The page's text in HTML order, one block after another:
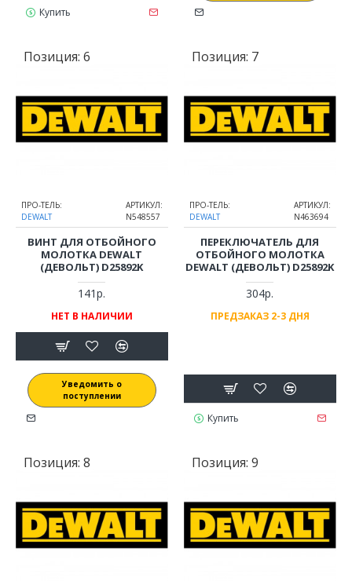
Купить
Позиция: 6
ПРО-ТЕЛЬ:
DEWALT
АРТИКУЛ:
N548557
ВИНТ ДЛЯ ОТБОЙНОГО
МОЛОТКА DEWALT
(ДЕВОЛЬТ) D25892K
141р.
НЕТ В НАЛИЧИИ
Уведомить о
поступлении
Позиция: 7
ПРО-ТЕЛЬ:
DEWALT
АРТИКУЛ:
N463694
ПЕРЕКЛЮЧАТЕЛЬ ДЛЯ
ОТБОЙНОГО МОЛОТКА
DEWALT (ДЕВОЛЬТ) D25892K
304р.
ПРЕДЗАКАЗ 2-3 ДНЯ
Купить
Позиция: 8 Позиция: 9